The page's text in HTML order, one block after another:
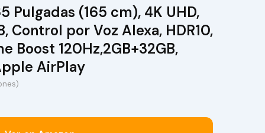
Pulgadas (165 cm), 4K UHD,
Control por Voz Alexa, HDR10,
Boost 120Hz,2GB+32GB,
AirPlay